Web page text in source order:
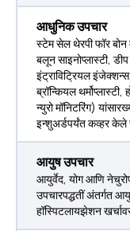
आधुनिक उपचार
स्टेम सेल थेरपी फॉर बोन
बलून साइनोप्लास्टी,
इंट्राविट्रियल
ब्रॉन्कियल
न्युरो मॉनिटरिंग)
इन्शुअर्डपर्यंत कव्हर केले
आयुष उपचार
आयुर्वेद, योग आणि
उपचारपद्धतीं अंतर्गत
हॉस्पिटलायझेशन